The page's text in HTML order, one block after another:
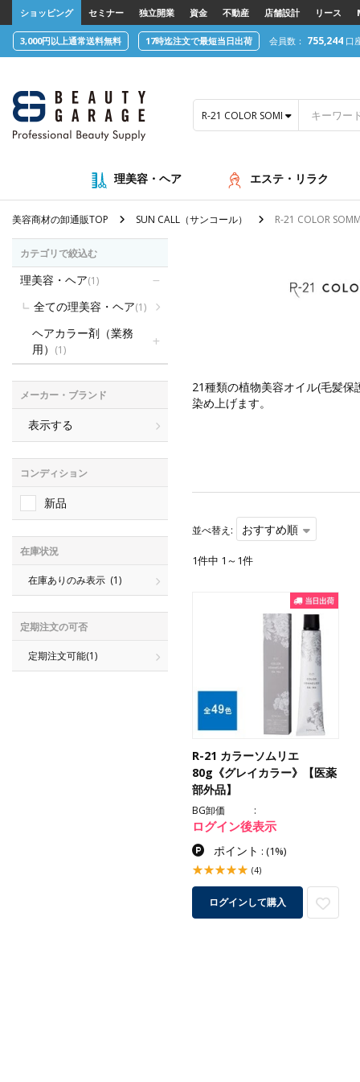
text.skipToContent
text.skipToNavigation
ショッピング セミナー 独立開業 資金 不動産 店舗設計 リース
3,000円以上通常送料無料 17時迄注文で最短当日出荷 会員数： 755,244 口
R-21 COLOR SOMMELIER HA/NA
理美容・ヘア エステ・リラク
美容商材の卸通販TOP SUN CALL（サンコール） R-21 COLOR
カテゴリで絞込む
理美容・ヘア(1)
全ての理美容・ヘア(1)
ヘアカラー剤（業務
用） (1)
メーカー・ブランド
表示する
コンディション
新品
在庫状況
在庫ありのみ表示 (1)
定期注文の可否
定期注文可能(1)
21種類の植物美容オイル(毛髪
染め上げます。
並べ替え: おすすめ順
1件中 1～1件
R-21 カラーソムリエ
80g《グレイカラー》【医薬
部外品】
BG卸価
ログイン後表示
ポイント : (1%)
(4)
ログインして購入